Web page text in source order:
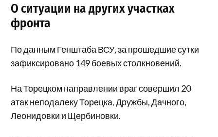
О ситуации на других участках
фронта
По данным Генштаба ВСУ, за прошедшие сутки
зафиксировано 149 боевых столкновений.
На Торецком направлении враг совершил 20
атак неподалеку Торецка, Дружбы, Дачного,
Леонидовки и Щербиновки.